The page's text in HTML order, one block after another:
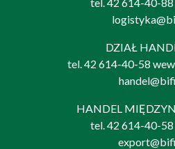
DZIAŁ
tel.42 614-40-58
HANDEL
tel.42 614-40-58